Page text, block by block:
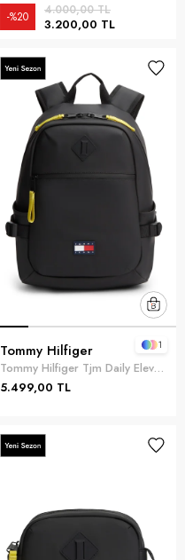
3.200,00 TL
4.000,00 TL
%20
Tommy Hilfiger
Tommy Hilfiger Tjm Daily Elevated B Erkek Sırt Çantası Siyah
5.499,00 TL
1